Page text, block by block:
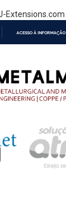
Extensions.com
CONTEÚDO
ACESSO À INFORMAÇÃO